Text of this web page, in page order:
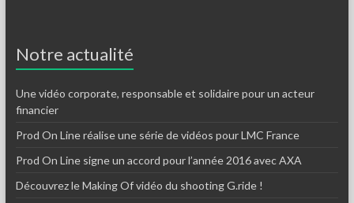
Notre actualité
Une vidéo corporate, responsable et solidaire pour un acteur
financier
Prod On Line réalise une série de vidéos pour LMC France
Prod On Line signe un accord pour l’année 2016 avec AXA
Découvrez le Making Of vidéo du shooting G.ride !